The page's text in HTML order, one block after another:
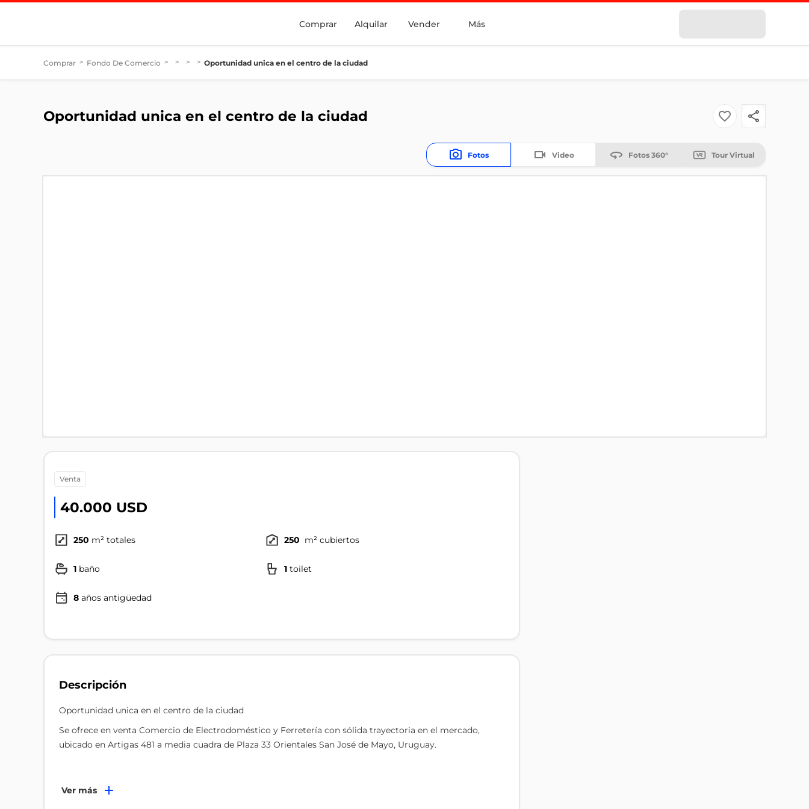
Comprar Alquilar Vender Más
Comprar > Fondo De Comercio > > > > Oportunidad unica en el centro de la ciudad
Oportunidad unica en el centro de la ciudad
Fotos Video Fotos 360° Tour Virtual
venta
40.000 USD
250 m² totales 250 m² cubiertos
1 baño 1 toilet
8 años antigüedad
Descripción
Oportunidad unica en el centro de la ciudad
Se ofrece en venta Comercio de Electrodoméstico y Ferretería con sólida trayectoria en el mercado,
ubicado en Artigas 481 a media cuadra de Plaza 33 Orientales San José de Mayo, Uruguay.
El local cuenta con 250m² Totales distribuidos en :
Ver más